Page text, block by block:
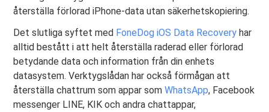
återställa förlorad iPhone-data utan säkerhetskopiering.
Det slutliga syftet med FoneDog iOS Data Recovery har
alltid bestått i att helt återställa raderad eller förlorad
betydande data och information från din enhets
datasystem. Verktygslådan har också förmågan att
återställa chattrum som appar somWhatsApp, Facebook
messenger LINE, KIK och andra chattappar,